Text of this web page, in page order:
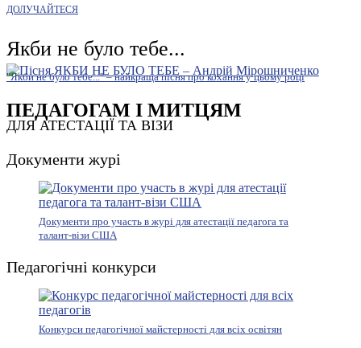
ДОЛУЧАЙТЕСЯ
Якби не було тебе...
"Якби не було тебе..." – найкраща пісня про кохання у цьому році
ПЕДАГОГАМ І МИТЦЯМ
ДЛЯ АТЕСТАЦІЇ ТА ВІЗИ
Документи журі
Документи про участь в журі для атестації педагога та
талант-візи США
Педагогічні конкурси
Конкурси педагогічної майстерності для всіх освітян